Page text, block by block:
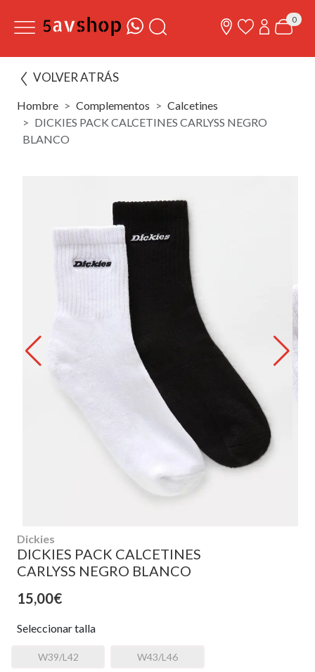
0
VOLVER ATRÁS
Hombre Complementos
Calcetines
DICKIES PACK CALCETINES CARLYSS NEGRO
BLANCO
Dickies
DICKIES PACK CALCETINES
CARLYSS NEGRO BLANCO
15,00€
Seleccionar talla
W39/L42 W43/L46